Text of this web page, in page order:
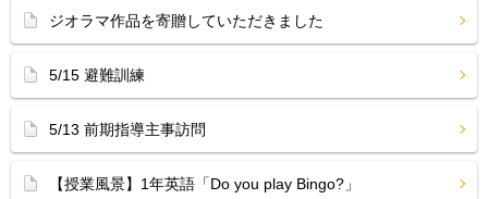
ジオラマ作品を寄贈していただきました
5/15 避難訓練
5/13 前期指導主事訪問
【授業風景】1年英語「Do you play Bingo?」